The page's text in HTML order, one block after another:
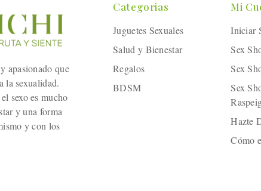
apasionado que
la sexualidad.
sexo es mucho
y una forma
y con los
Categorias
Juguetes Sexuales
Salud y Bienestar
Regalos
BDSM
Mi
Iniciar
Sex
Sex
Sex
Hazte
Cómo